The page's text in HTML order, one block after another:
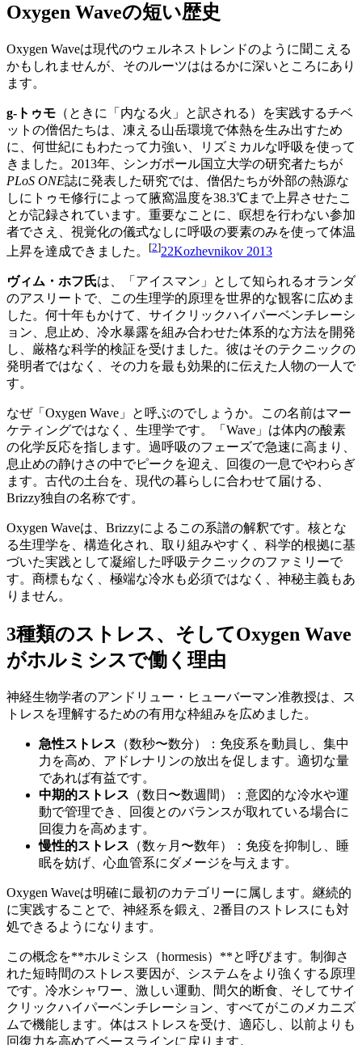
Oxygen Waveの短い歴史
Oxygen Waveは現代のウェルネストレンドのように聞こえる
かもしれませんが、そのルーツははるかに深いところにあり
ます。
g-トゥモ （ときに「内なる火」と訳される）を実践するチベ
ットの僧侶たちは、凍える山岳環境で体熱を生み出すため
に、何世紀にもわたって力強い、リズミカルな呼吸を使って
きました。2013年、シンガポール国立大学の研究者たちが
PLoS ONE誌に発表した研究では、僧侶たちが外部の熱源な
しにトゥモ修行によって腋窩温度を38.3℃まで上昇させたこ
とが記録されています。重要なことに、瞑想を行わない参加
者でさえ、視覚化の儀式なしに呼吸の要素のみを使って体温
上昇を達成できました。
[2]22Kozhevnikov 2013
ヴィム・ホフ氏は、「アイスマン」として知られるオランダ
のアスリートで、この生理学的原理を世界的な観客に広めま
した。何十年もかけて、サイクリックハイパーベンチレーシ
ョン、息止め、冷水暴露を組み合わせた体系的な方法を開発
し、厳格な科学的検証を受けました。彼はそのテクニックの
発明者ではなく、その力を最も効果的に伝えた人物の一人で
す。
なぜ「Oxygen Wave」と呼ぶのでしょうか。この名前はマー
ケティングではなく、生理学です。「Wave」は体内の酸素
の化学反応を指します。過呼吸のフェーズで急速に高まり、
息止めの静けさの中でピークを迎え、回復の一息でやわらぎ
ます。古代の土台を、現代の暮らしに合わせて届ける、
Brizzy独自の名称です。
Oxygen Waveは、Brizzyによるこの系譜の解釈です。核とな
る生理学を、構造化され、取り組みやすく、科学的根拠に基
づいた実践として凝縮した呼吸テクニックのファミリーで
す。商標もなく、極端な冷水も必須ではなく、神秘主義もあ
りません。
3種類のストレス、そしてOxygen Wave
がホルミシスで働く理由
神経生物学者のアンドリュー・ヒューバーマン准教授は、ス
トレスを理解するための有用な枠組みを広めました。
急性ストレス （数秒〜数分）：免疫系を動員し、集中
力を高め、アドレナリンの放出を促します。適切な量
であれば有益です。
中期的ストレス （数日〜数週間）：意図的な冷水や運
動で管理でき、回復とのバランスが取れている場合に
回復力を高めます。
慢性的ストレス （数ヶ月〜数年）：免疫を抑制し、睡
眠を妨げ、心血管系にダメージを与えます。
Oxygen Waveは明確に最初のカテゴリーに属します。継続的
に実践することで、神経系を鍛え、2番目のストレスにも対
処できるようになります。
この概念を**ホルミシス（hormesis）**と呼びます。制御さ
れた短時間のストレス要因が、システムをより強くする原理
です。冷水シャワー、激しい運動、間欠的断食、そしてサイ
クリックハイパーベンチレーション、すべてがこのメカニズ
ムで機能します。体はストレスを受け、適応し、以前よりも
回復力を高めてベースラインに戻ります。